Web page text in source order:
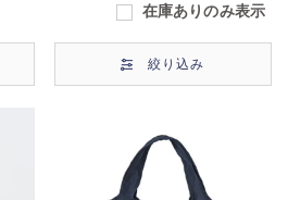
在庫ありのみ表示
絞り込み